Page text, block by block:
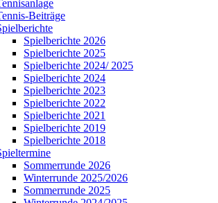
Beiträge
Spielberichte 2026
Spielberichte 2025
Spielberichte 2024/ 2025
Spielberichte 2024
Spielberichte 2023
Spielberichte 2022
Spielberichte 2021
Spielberichte 2019
Spielberichte 2018
Sommerrunde 2026
Winterrunde 2025/2026
Sommerrunde 2025